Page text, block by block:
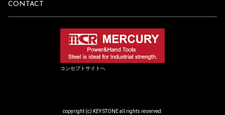
CONTACT
コンセプトサイトへ
copyright (c) KEY STONE all rights reserved.